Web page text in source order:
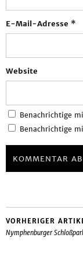
E-Mail-Adresse *
Website
Benachrichtige
Benachrichtige
VORHERIGER
Nymphenburger